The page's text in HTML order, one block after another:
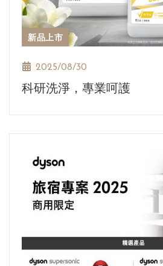
新品上市
2025/08/30
科研洗淨，專業呵護